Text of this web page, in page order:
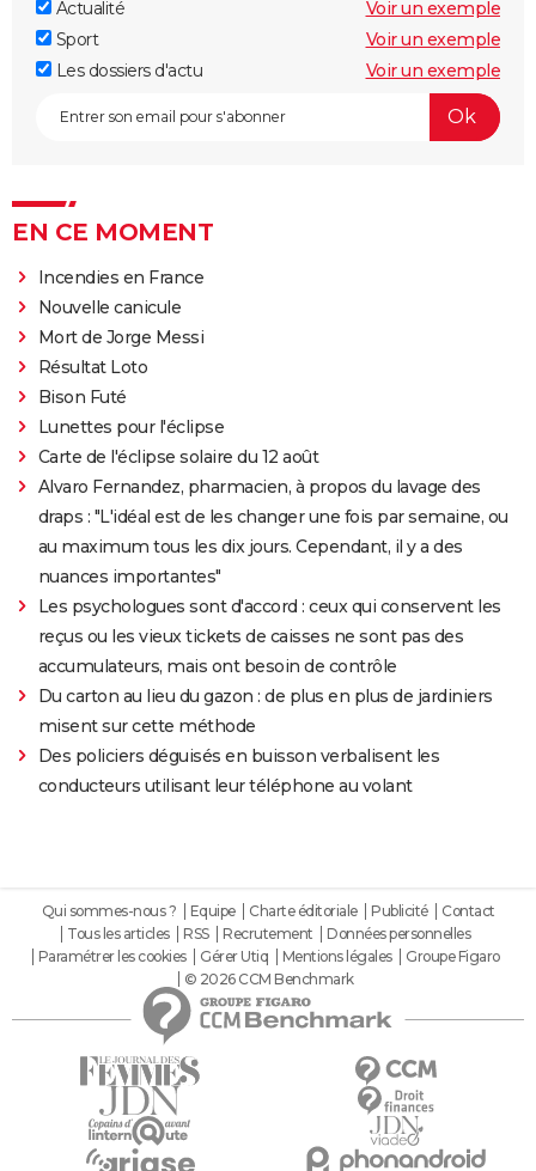
Actualité
Voir un exemple
Sport
Voir un exemple
Les dossiers d'actu
Voir un exemple
EN CE MOMENT
Incendies en France
Nouvelle canicule
Mort de Jorge Messi
Résultat Loto
Bison Futé
Lunettes pour l'éclipse
Carte de l'éclipse solaire du 12 août
Alvaro Fernandez, pharmacien, à propos du lavage des
draps : "L'idéal est de les changer une fois par semaine, ou
au maximum tous les dix jours. Cependant, il y a des
nuances importantes"
Les psychologues sont d'accord : ceux qui conservent les
reçus ou les vieux tickets de caisses ne sont pas des
accumulateurs, mais ont besoin de contrôle
Du carton au lieu du gazon : de plus en plus de jardiniers
misent sur cette méthode
Des policiers déguisés en buisson verbalisent les
conducteurs utilisant leur téléphone au volant
Qui sommes-nous ? Equipe Charte éditoriale Publicité
Contact
Tous les articles
RSS Recrutement
Données personnelles
Paramétrer les cookies
Gérer Utiq Mentions légales
Groupe Figaro
© 2026 CCM Benchmark